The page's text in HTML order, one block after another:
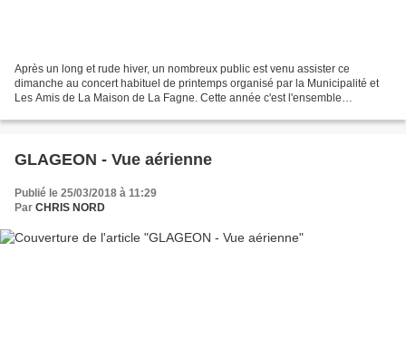
Après un long et rude hiver, un nombreux public est venu assister ce
dimanche au concert habituel de printemps organisé par la Municipalité et
Les Amis de La Maison de La Fagne. Cette année c'est l'ensemble
GLAGEON - Vue aérienne
Publié le 25/03/2018 à 11:29
Par CHRIS NORD